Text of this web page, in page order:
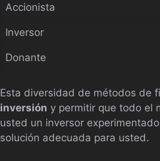
Accionista
Inversor
Donante
Esta diversidad de métodos de
inversión y permitir que todo el
usted un inversor
solución adecuada para usted.